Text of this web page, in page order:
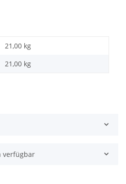
21,00 kg
21,00 kg
verfügbar